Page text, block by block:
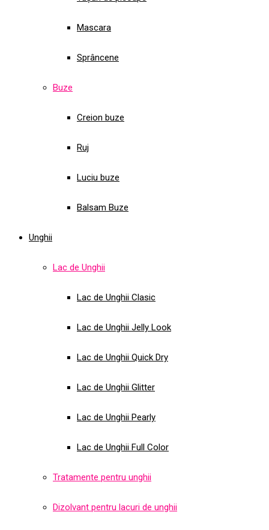
Mascara
Sprâncene
Buze
Creion buze
Ruj
Luciu buze
Balsam Buze
Unghii
Lac de Unghii
Lac de Unghii Clasic
Lac de Unghii Jelly Look
Lac de Unghii Quick Dry
Lac de Unghii Glitter
Lac de Unghii Pearly
Lac de Unghii Full Color
Tratamente pentru unghii
Dizolvant pentru lacuri de unghii